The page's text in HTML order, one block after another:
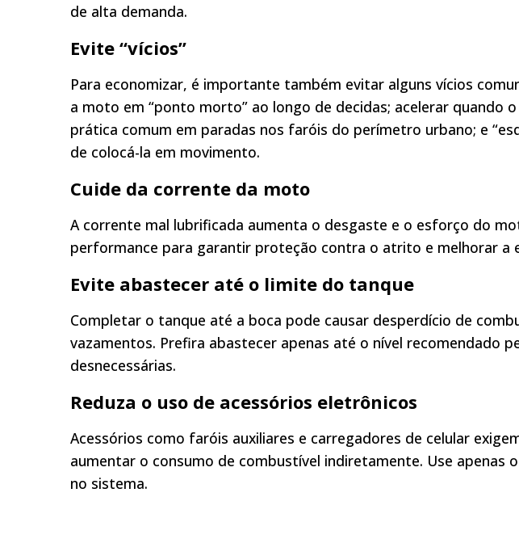
de alta demanda.
Evite “vícios”
Para economizar, é importante também evitar alguns vícios
a moto em “ponto morto” ao longo de decidas; acelerar quando
prática comum em paradas nos faróis do perímetro urbano; e
de colocá-la em movimento.
Cuide da corrente da moto
A corrente mal lubrificada aumenta o desgaste e o esforço do
performance para garantir proteção contra o atrito e melhorar a
Evite abastecer até o limite do tanque
Completar o tanque até a boca pode causar desperdício de
vazamentos. Prefira abastecer apenas até o nível recomendado
desnecessárias.
Reduza o uso de acessórios eletrônicos
Acessórios como faróis auxiliares e carregadores de celular
aumentar o consumo de combustível indiretamente. Use apenas
no sistema.